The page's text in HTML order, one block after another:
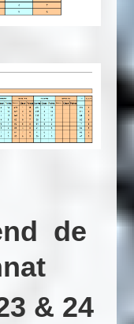
de
& 24